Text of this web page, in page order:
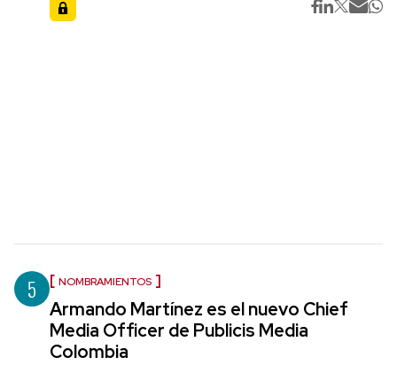
5 NOMBRAMIENTOS
Armando Martínez es el nuevo Chief
Media Officer de Publicis Media
Colombia